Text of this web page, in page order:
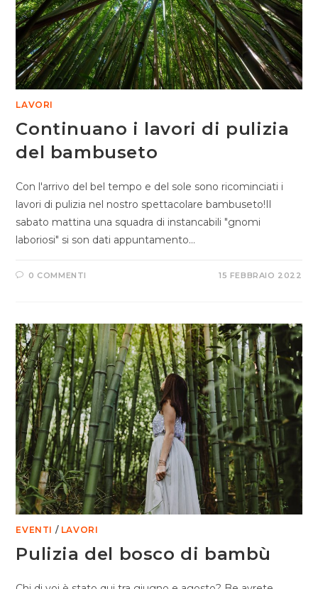
LAVORI
Continuano i lavori di pulizia
del bambuseto
Con l'arrivo del bel tempo e del sole sono ricominciati i
lavori di pulizia nel nostro spettacolare bambuseto!Il
sabato mattina una squadra di instancabili "gnomi
laboriosi" si son dati appuntamento…
0 COMMENTI 15 FEBBRAIO 2022
EVENTI / LAVORI
Pulizia del bosco di bambù